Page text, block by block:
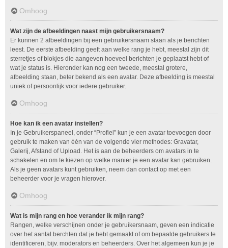
Omhoog
Wat zijn de afbeeldingen naast mijn gebruikersnaam?
Er kunnen 2 afbeeldingen bij een gebruikersnaam staan als je berichten
leest. De eerste afbeelding geeft aan welke rang je hebt, meestal zijn dit
sterretjes of blokjes die aangeven hoeveel berichten je geplaatst hebt of
wat je status is. Hieronder kan nog een tweede, meestal grotere,
afbeelding staan, beter bekend als een avatar. Deze afbeelding is meestal
uniek of persoonlijk voor iedere gebruiker.
Omhoog
Hoe kan ik een avatar instellen?
In je Gebruikerspaneel, onder “Profiel” kun je een avatar toevoegen door
gebruik te maken van één van de volgende vier methodes: Gravatar,
Galerij, Afstand of Upload. Het is aan de beheerders om avatars in te
schakelen en om te kiezen op welke manier je een avatar kan gebruiken.
Als je geen avatars kunt gebruiken, neem dan contact op met een
beheerder voor je vragen hierover.
Omhoog
Wat is mijn rang en hoe verander ik mijn rang?
Rangen, welke verschijnen onder je gebruikersnaam, geven een indicatie
over het aantal berchten dat je hebt gemaakt of om bepaalde gebruikers te
identificeren, bijv. moderators en beheerders. Over het algemeen kun je je